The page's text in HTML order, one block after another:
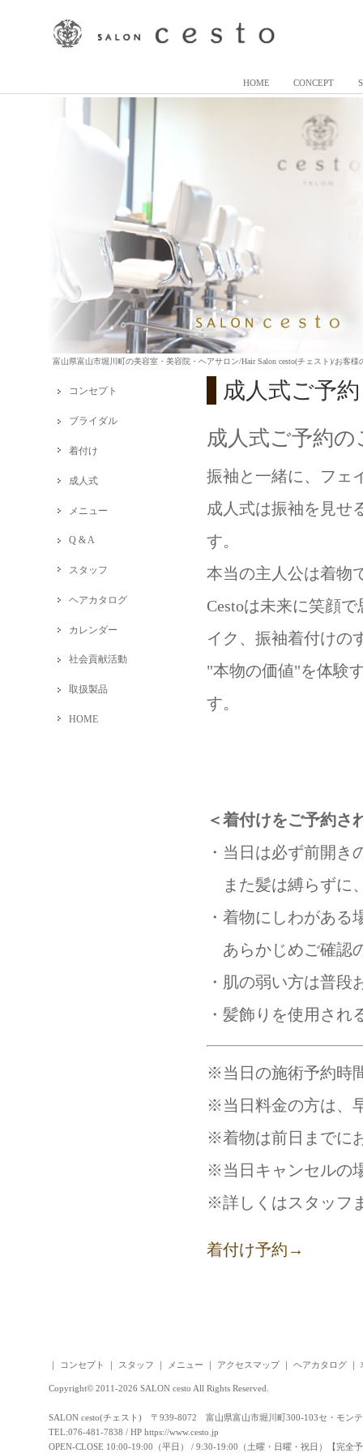
富山県富山市堀川町の美容室・美容院・ヘアサロン/Hair Salon cesto(チェスト)/お客
HOME CONCEPT
成人式ご予約
成人式ご予約の
振袖と一緒に、フェ
成人式は振袖を見せ
す。
本当の主人公は着物
Cestoは未来に笑顔
イク、振袖着付けの
"本物の価値"を体験
す。
＜着付けをご予約さ
・当日は必ず前開き
また髪は縛らずに
・着物にしわがある
あらかじめご確認
・肌の弱い方は普段
・髪飾りを使用さ
※当日の施術予約時
※当日料金の方は、
※着物は前日までに
※当日キャンセルの
※詳しくはスタッフ
着付け予約→
コンセプト
ブライダル
着付け
成人式
メニュー
Q & A
スタッフ
ヘアカタログ
カレンダー
社会貢献活動
取扱製品
HOME
｜ コンセプト ｜ スタッフ ｜ メニュー ｜ アクセスマップ｜ ヘアカタログ ｜
Copyright© 2011-2026 SALON cesto All Rights Reserved.
SALON cesto(チェスト) 〒939-8072 富山県富山市堀川町300-103セ・モン
TEL:076-481-7838 / HP https://www.cesto.jp
OPEN-CLOSE 10:00-19:00（平日） / 9:30-19:00（土曜・日曜・祝日）【完全